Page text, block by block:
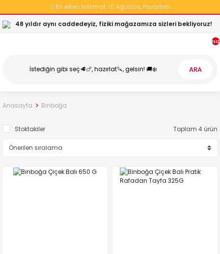
En erken teslimat: 10 Ağustos, Pazartesi
48 yıldır aynı caddedeyiz, fiziki mağazamıza sizleri bekliyoruz!
ARA
Anasayfa Binboğa
Stoktakiler Toplam 4 ürün